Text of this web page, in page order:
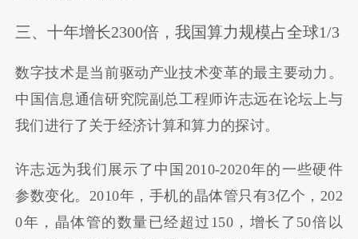
三、十年增长2300倍，我国算力规模占全球1/3
数字技术是当前驱动产业技术变革的最主要动力。
中国信息通信研究院副总工程师许志远在论坛上与
我们进行了关于经济计算和算力的探讨。
许志远为我们展示了中国2010-2020年的一些硬件
参数变化。2010年，手机的晶体管只有3亿个，202
0年，晶体管的数量已经超过150，增长了50倍以